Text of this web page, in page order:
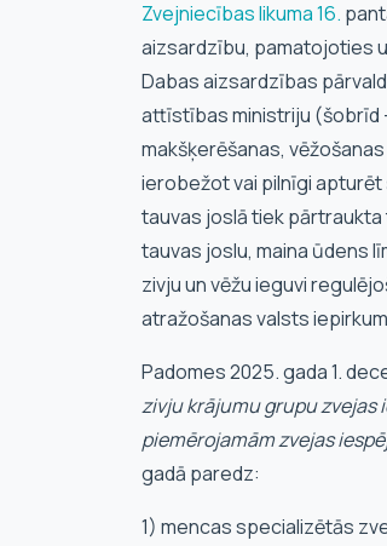
Zvejniecības likuma16.
aizsardzību, pamatojoties
Dabas aizsardzības
attīstības ministriju (šobrīd
makšķerēšanas,
ierobežot vai pilnīgi
tauvas joslā tiek
tauvas joslu, maina ūdens
zivju un vēžu ieguvi
atražošanas valsts
Padomes 2025. gada 1.
zivju krājumu grupu zvejas
piemērojamām zvejas
gadā paredz:
1) mencas specializētās